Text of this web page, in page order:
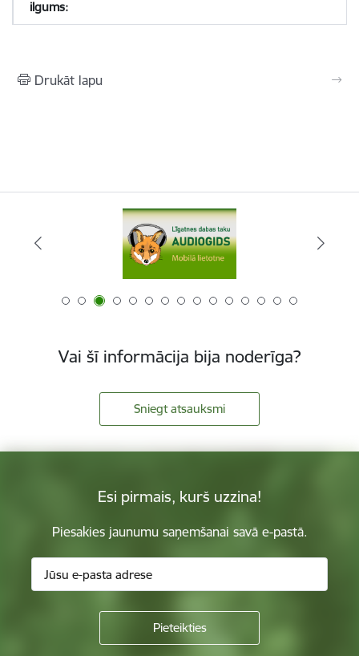
Drukāt lapu
Vai šī informācija bija noderīga?
Sniegt atsauksmi
Esi pirmais, kurš uzzina!
Piesakies jaunumu saņemšanai savā e-pastā.